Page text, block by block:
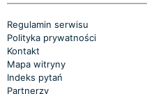
Regulamin serwisu
Polityka prywatności
Kontakt
Mapa witryny
Indeks pytań
Partnerzy